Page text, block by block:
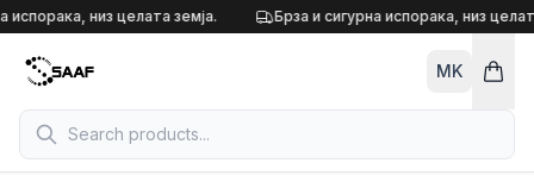
Skip to content
испорака, низ целата земја. Брза и сигурна испорака, низ
MK